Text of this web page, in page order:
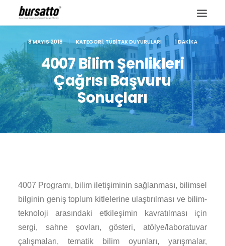
Site içi arama
8 MAYIS 2018 | KATEGORI:TÜBITAK DUYURULARI | 1 DAKIKA
4007 Bilim Şenlikleri
Çağrısı Başvuru
Sonuçları
4007 Programı, bilim iletişiminin sağlanması, bilimsel
bilginin geniş toplum kitlelerine ulaştırılması ve bilim-
teknoloji arasındaki etkileşimin kavratılması için
sergi, sahne şovları, gösteri, atölye/laboratuvar
çalışmaları, tematik bilim oyunları, yarışmalar,